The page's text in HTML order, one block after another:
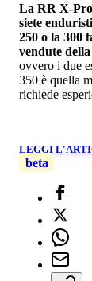
La RR X-
siete
250 o la 300
vendute
ovvero i due
350 è quella
richiede
LEGGI
beta